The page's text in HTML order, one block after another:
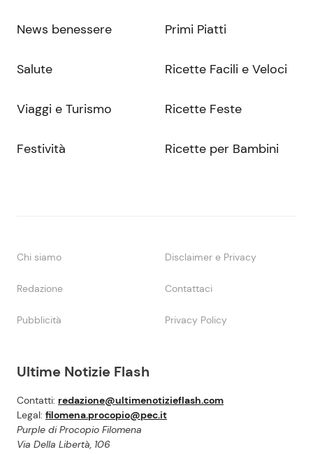
Ultime Notizie Flash
Contatti: redazione@ultimenotizieflash.com
Legal: filomena.procopio@pec.it
Purple di Procopio Filomena
Via Della Libertà, 106
News benessere
Salute
Viaggi e Turismo
Festività
Primi Piatti
Ricette Facili e Veloci
Ricette Feste
Ricette per Bambini
Chi siamo Disclaimer e Privacy
Redazione Contattaci
Pubblicità Privacy Policy